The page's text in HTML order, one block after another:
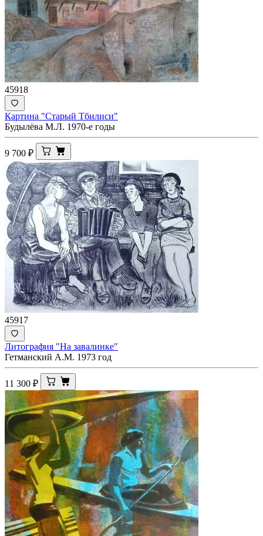
45918
Картина "Старый Тбилиси"
Будылёва М.Л. 1970-е годы
9 700 ₽
45917
Литография "На завалинке"
Гетманский А.М. 1973 год
11 300 ₽